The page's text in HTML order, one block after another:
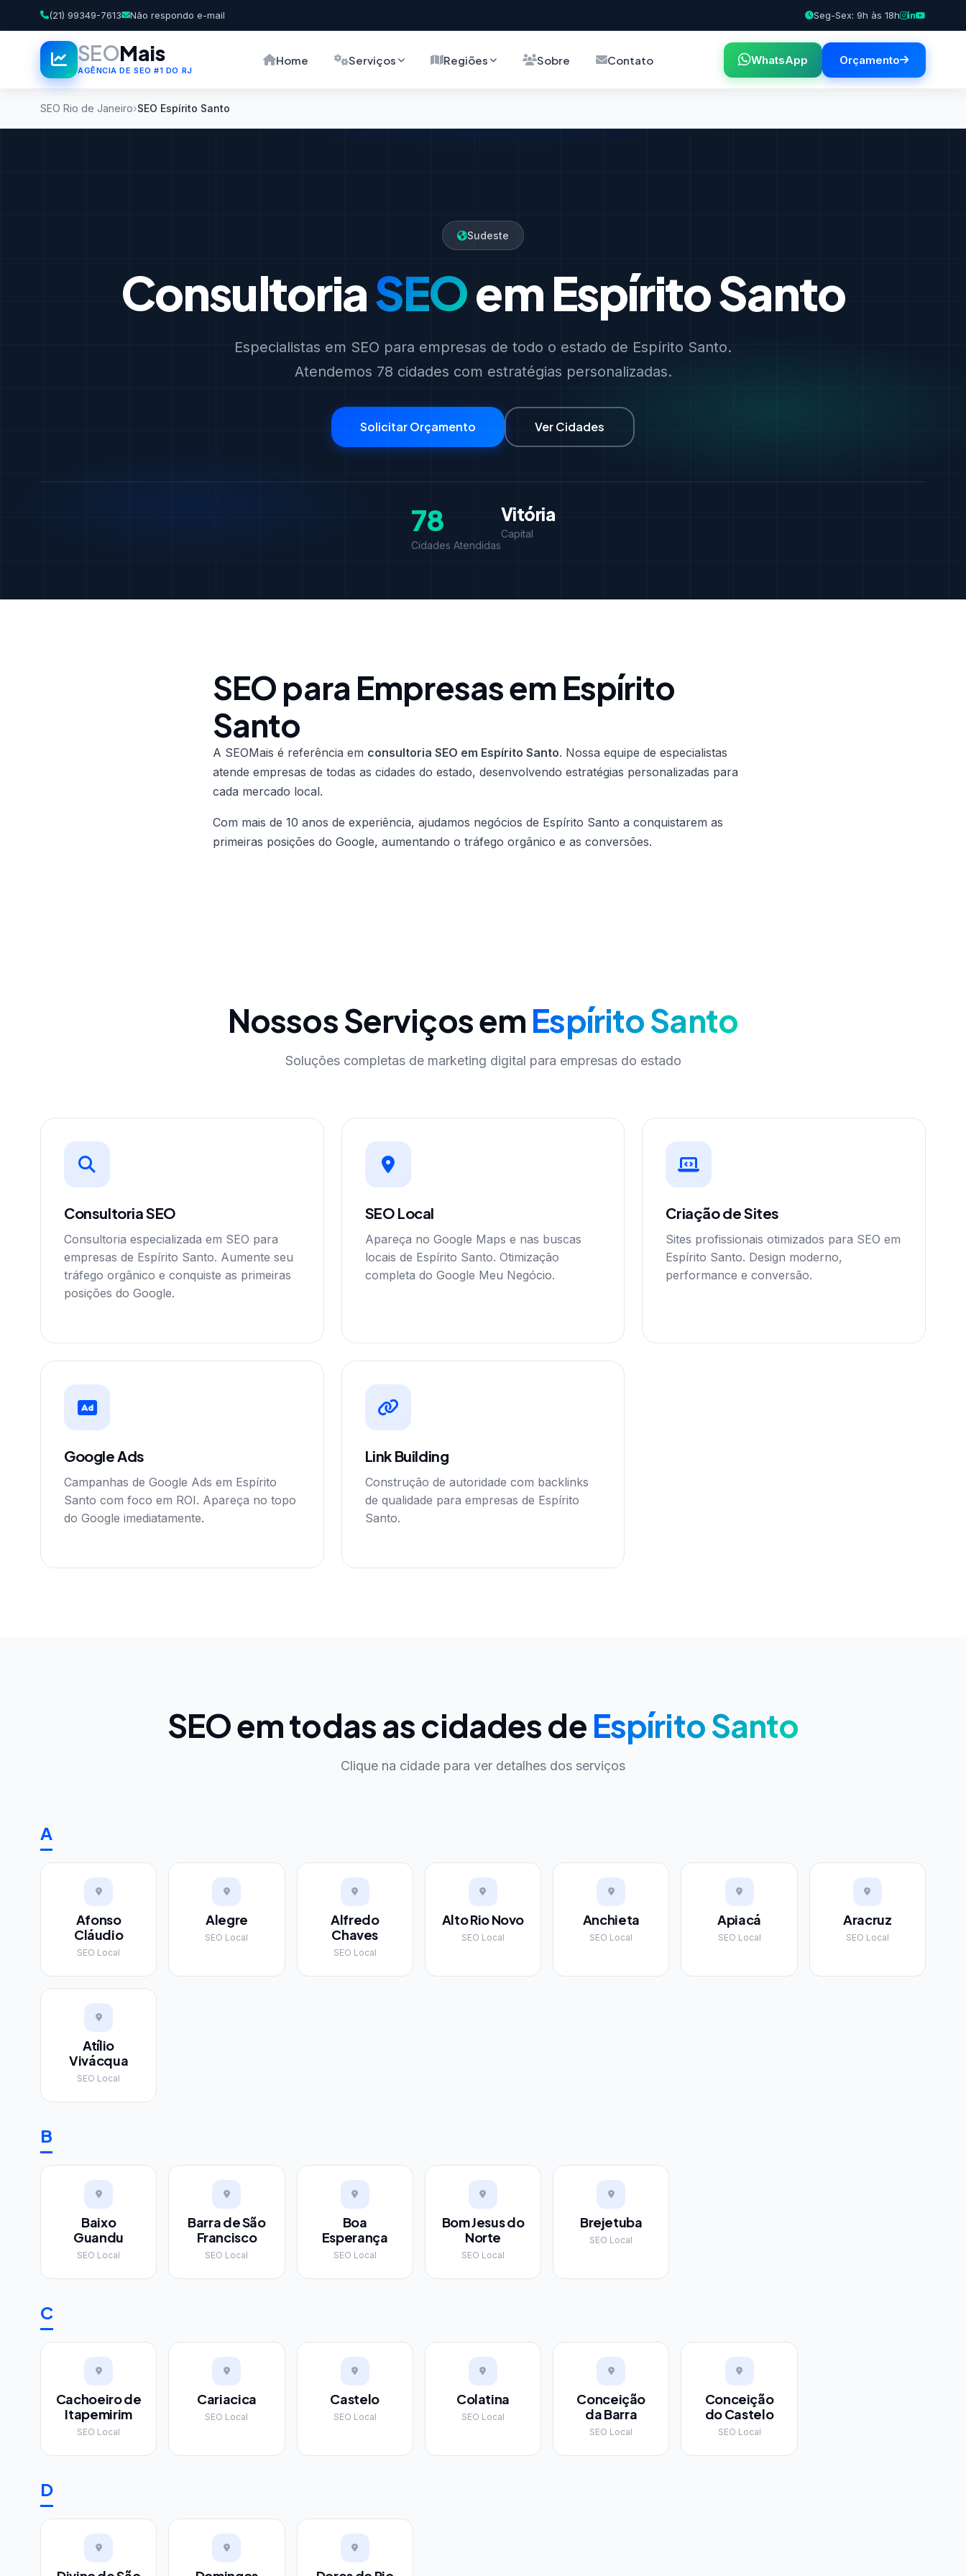
(21) 99349-7613 Não respondo e-mail Seg-Sex: 9h às 18h
SEOMais
AGÊNCIA DE SEO #1 DO RJ
Home Serviços Regiões Sobre Contato WhatsApp Orçamento
SEO Rio de Janeiro SEO Espírito Santo
Sudeste
ConsultoriaSEOem Espírito Santo
Especialistas em SEO para empresas de todo o estado de Espírito Santo.
Atendemos 78 cidades com estratégias personalizadas.
Solicitar Orçamento Ver Cidades
78
Cidades Atendidas
Vitória
Capital
SEO para Empresas em Espírito
Santo
A SEOMais é referência em consultoria SEO em Espírito Santo. Nossa equipe de especialistas
atende empresas de todas as cidades do estado, desenvolvendo estratégias personalizadas para
cada mercado local.
Com mais de 10 anos de experiência, ajudamos negócios de Espírito Santo a conquistarem as
primeiras posições do Google, aumentando o tráfego orgânico e as conversões.
Nossos Serviços emEspírito Santo
Soluções completas de marketing digital para empresas do estado
Consultoria SEO
Consultoria especializada em SEO para
empresas de Espírito Santo. Aumente seu
tráfego orgânico e conquiste as primeiras
posições do Google.
SEO Local
Apareça no Google Maps e nas buscas
locais de Espírito Santo. Otimização
completa do Google Meu Negócio.
Criação de Sites
Sites profissionais otimizados para SEO em
Espírito Santo. Design moderno,
performance e conversão.
Google Ads
Campanhas de Google Ads em Espírito
Santo com foco em ROI. Apareça no topo
do Google imediatamente.
Link Building
Construção de autoridade com backlinks
de qualidade para empresas de Espírito
Santo.
SEO em todas as cidades deEspírito Santo
Clique na cidade para ver detalhes dos serviços
A
Afonso
Cláudio
SEO Local
Alegre
SEO Local
Alfredo
Chaves
SEO Local
Alto Rio Novo
SEO Local
Anchieta
SEO Local
Apiacá
SEO Local
Aracruz
SEO Local
Atílio
Vivácqua
SEO Local
B
Baixo
Guandu
SEO Local
Barra de São
Francisco
SEO Local
Boa
Esperança
SEO Local
Bom Jesus do
Norte
SEO Local
Brejetuba
SEO Local
C
Cachoeiro de
Itapemirim
SEO Local
Cariacica
SEO Local
Castelo
SEO Local
Colatina
SEO Local
Conceição
da Barra
SEO Local
Conceição
do Castelo
SEO Local
D